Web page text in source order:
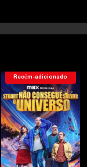
Recém-adicionado